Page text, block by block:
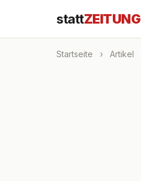
stattZEITUNG
Startseite › Artikel